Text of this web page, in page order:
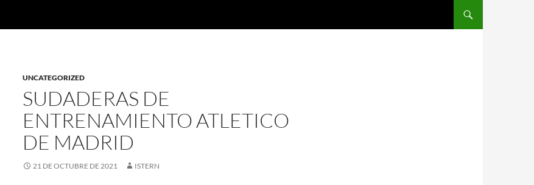
UNCATEGORIZED
SUDADERAS DE
ENTRENAMIENTO ATLETICO
DE MADRID
21 DE OCTUBRE DE 2021 ISTERN